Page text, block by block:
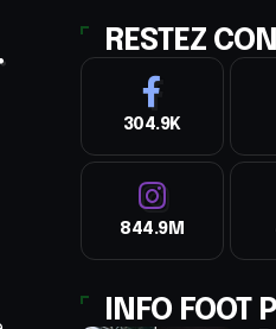
RESTEZ
304.9K
844.9M
INFO FOOT